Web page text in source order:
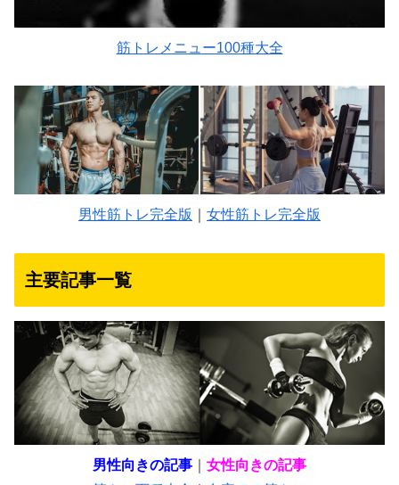
筋トレメニュー100種大全
男性筋トレ完全版 女性筋トレ完全版
主要記事一覧
男性向きの記事
女性向きの記事